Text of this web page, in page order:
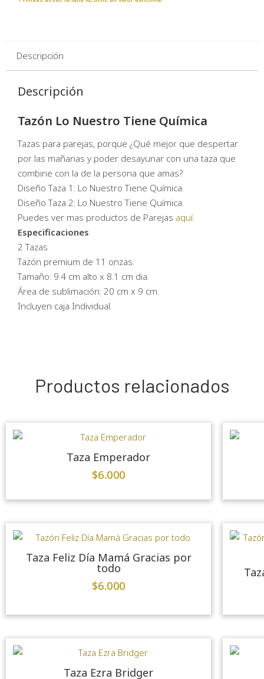
Descripción
Descripción
Tazón Lo Nuestro Tiene Química
Tazas para parejas, porque ¿Qué mejor que despertar
por las mañanas y poder desayunar con una taza que
combine con la de la persona que amas?
Diseño Taza 1: Lo Nuestro Tiene Química.
Diseño Taza 2: Lo Nuestro Tiene Química.
Puedes ver mas productos de Parejas aquí.
Especificaciones
2 Tazas
Tazón premium de 11 onzas.
Tamaño: 9.4 cm alto x 8.1 cm dia.
Área de sublimación: 20 cm x 9 cm.
Incluyen caja Individual.
Productos relacionados
Taza Emperador
$6.000
Taza Feliz Día Mamá Gracias por
todo
$6.000
Taza Ezra Bridger